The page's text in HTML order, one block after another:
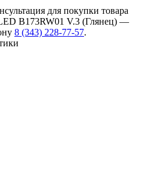
для покупки товара
B173RW01 V.3 (Глянец) —
8 (343) 228-77-57.